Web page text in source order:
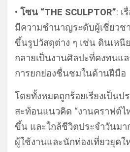
• โซน “THE SCULPTOR”: เ
มีความชำนาญระดับผู้เชี่ยวช
ขึ้นรูปวัสดุต่าง ๆ เช่น ดินเหนี
กลายเป็นงานศิลปะที่คงทนแ
การยกย่องชื่นชมในด้านฝีมือ
โดยทั้งหมดถูกร้อยเรียงเป็นป
สะท้อนแนวคิด “งานคราฟต์ไ
ขึ้น และใกล้ชีวิตประจำวันมา
ผู้ใช้งานและนักท่องเที่ยวยุคใ